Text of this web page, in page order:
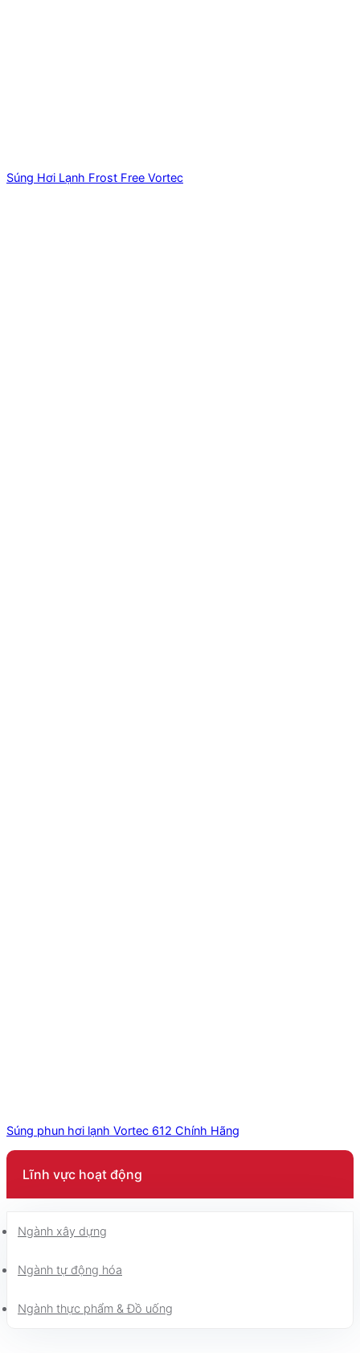
Súng Hơi Lạnh Frost Free Vortec
Súng phun hơi lạnh Vortec 612 Chính Hãng
Lĩnh vực hoạt động
Ngành xây dựng
Ngành tự động hóa
Ngành thực phẩm & Đồ uống